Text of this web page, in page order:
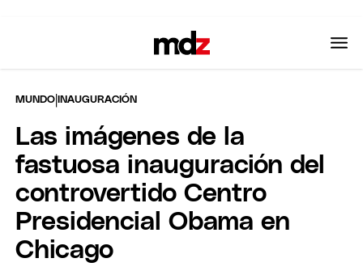
MUNDO | INAUGURACIÓN
Las imágenes de la
fastuosa inauguración del
controvertido Centro
Presidencial Obama en
Chicago